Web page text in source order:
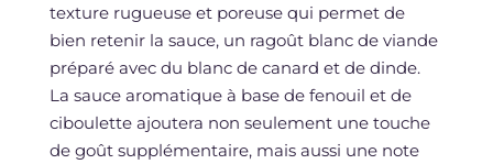
texture rugueuse et poreuse qui permet de
bien retenir la sauce, un ragoût blanc de viande
préparé avec du blanc de canard et de dinde.
La sauce aromatique à base de fenouil et de
ciboulette ajoutera non seulement une touche
de goût supplémentaire, mais aussi une note